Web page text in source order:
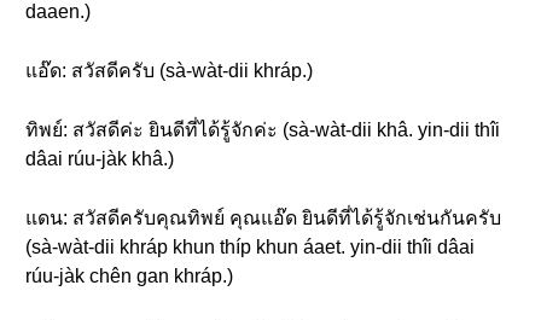
daaen.)
แอ๊ด: สวัสดีครับ (sà-wàt-dii khráp.)
ทิพย์: สวัสดีค่ะ ยินดีที่ได้รู้จักค่ะ (sà-wàt-dii khâ. yin-dii thîi
dâai rúu-jàk khâ.)
แดน: สวัสดีครับคุณทิพย์ คุณแอ๊ด ยินดีที่ได้รู้จักเช่นกันครับ
(sà-wàt-dii khráp khun thíp khun áaet. yin-dii thîi dâai
rúu-jàk chên gan khráp.)